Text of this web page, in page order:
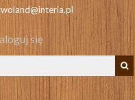
się